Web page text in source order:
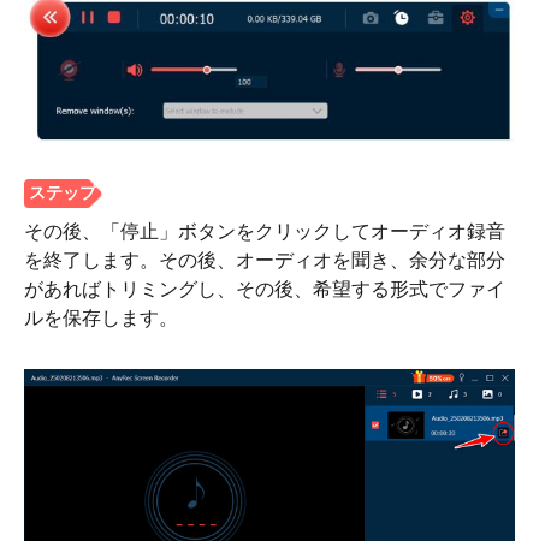
ステップ
2。
その後、「停止」ボタンをクリックしてオーディオ録音
を終了します。その後、オーディオを聞き、余分な部分
があればトリミングし、その後、希望する形式でファイ
ルを保存します。